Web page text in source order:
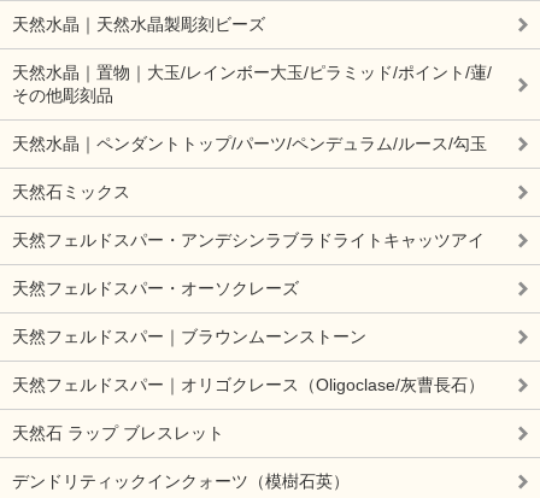
天然水晶｜天然水晶製彫刻ビーズ
天然水晶｜置物｜大玉/レインボー大玉/ピラミッド/ポイント/蓮/
その他彫刻品
天然水晶｜ペンダントトップ/パーツ/ペンデュラム/ルース/勾玉
天然石ミックス
天然フェルドスパー・アンデシンラブラドライトキャッツアイ
天然フェルドスパー・オーソクレーズ
天然フェルドスパー｜ブラウンムーンストーン
天然フェルドスパー｜オリゴクレース（Oligoclase/灰曹長石）
天然石 ラップ ブレスレット
デンドリティックインクォーツ（模樹石英）